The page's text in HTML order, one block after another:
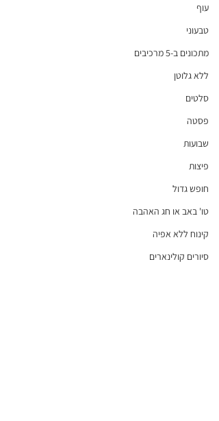
עוף
טבעוני
מתכונים ב-5 מרכיבים
ללא גלוטן
סלטים
פסטה
שבועות
פיצות
חופש גדול
טו' באב או חג האהבה
קינוח ללא אפיה
סיורים קולינארים